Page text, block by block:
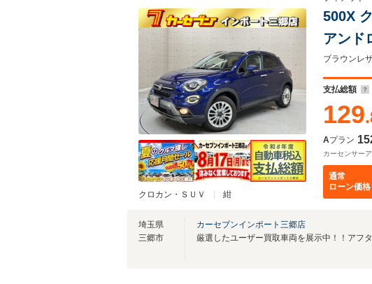
クロカン・ＳＵＶ 紺
500X
アン
ター
支払総額
129
Aプラン
カーセンサー
通常
ローン価格
埼玉県
三郷市
カーセブンインポート三郷店